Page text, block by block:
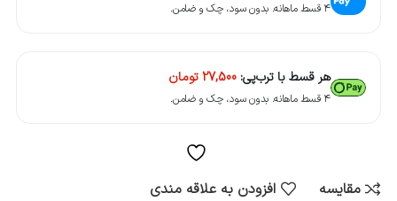
۴ قسط ماهانه. بدون سود، چک و ضامن.
هر قسط با ترب‌پی: 27,500تومان
۴ قسط ماهانه. بدون سود، چک و ضامن.
مقایسه افزودن به علاقه مندی